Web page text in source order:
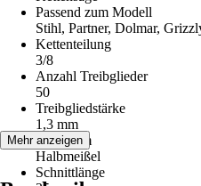
Passend zum Modell
Stihl, Partner, Dolmar,
Kettenteilung
3/8
Anzahl Treibglieder
50
Treibgliedstärke
1,3 mm
Zahnform
Halbmeißel
Schnittlänge
Mehr anzeigen